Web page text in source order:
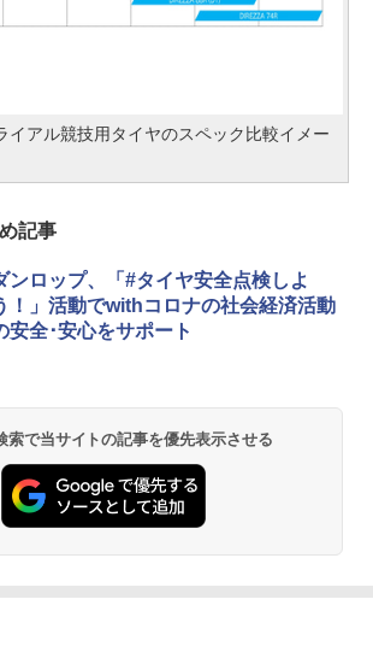
イアル競技用タイヤのスペック比較イメー
記事
ンロップ、「#タイヤ安全点検しよ
！」活動でwithコロナの社会経済活動
安全･安心をサポート
索で当サイトの記事を優先表示させる